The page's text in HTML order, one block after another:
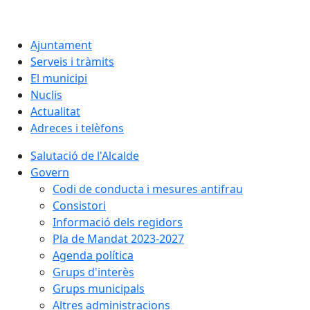
Ajuntament
Serveis i tràmits
El municipi
Nuclis
Actualitat
Adreces i telèfons
Salutació de l'Alcalde
Govern
Codi de conducta i mesures antifrau
Consistori
Informació dels regidors
Pla de Mandat 2023-2027
Agenda política
Grups d'interès
Grups municipals
Altres administracions